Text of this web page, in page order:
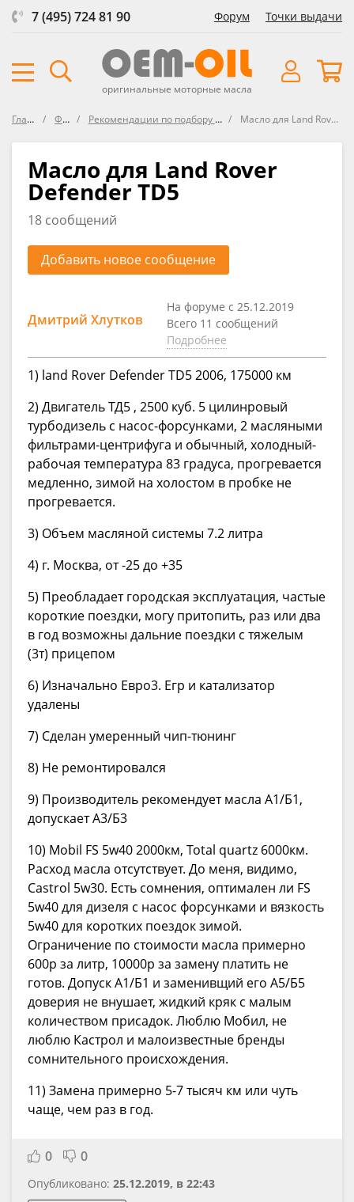
7 (495) 724 81 90 Форум Точки выдачи
оригинальные моторные масла
Главная Форум Рекомендации по подбору масла в Land Rover Масло для Land Rover Defender TD5
Масло для Land Rover
Defender TD5
18 сообщений
Добавить новое сообщение
Дмитрий Хлутков
На форуме с 25.12.2019
Всего 11 сообщений
Подробнее
1) land Rover Defender TD5 2006, 175000 км
2) Двигатель ТД5 , 2500 куб. 5 цилинровый
турбодизель с насос-форсунками, 2 масляными
фильтрами-центрифуга и обычный, холодный-
рабочая температура 83 градуса, прогревается
медленно, зимой на холостом в пробке не
прогревается.
3) Объем масляной системы 7.2 литра
4) г. Москва, от -25 до +35
5) Преобладает городская эксплуатация, частые
короткие поездки, могу притопить, раз или два
в год возможны дальние поездки с тяжелым
(3т) прицепом
6) Изначально Евро3. Егр и катализатор
удалены
7) Сделан умеренный чип-тюнинг
8) Не ремонтировался
9) Производитель рекомендует масла А1/Б1,
допускает А3/Б3
10) Mobil FS 5w40 2000км, Total quartz 6000км.
Расход масла отсутствует. До меня, видимо,
Castrol 5w30. Есть сомнения, оптимален ли FS
5w40 для дизеля с насос форсунками и вязкость
5w40 для коротких поездок зимой.
Ограничение по стоимости масла примерно
600р за литр, 10000р за замену платить не
готов. Допуск А1/Б1 и заменивщий его А5/Б5
доверия не внушает, жидкий кряк с малым
количеством присадок. Люблю Мобил, не
люблю Кастрол и малоизвестные бренды
сомнительного происхождения.
11) Замена примерно 5-7 тысяч км или чуть
чаще, чем раз в год.
0 0
Опубликовано: 25.12.2019, в 22:43